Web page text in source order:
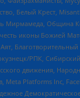
Белый Крест,
Мирмамеда, Община
иконы Божией
РПК,
движения,
Meta Platforms Inc,